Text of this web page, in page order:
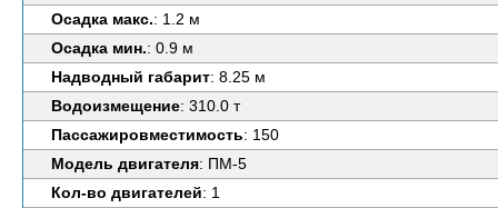
Осадка макс.: 1.2 м
Осадка мин.: 0.9 м
Надводный габарит: 8.25 м
Водоизмещение: 310.0 т
Пассажировместимость: 150
Модель двигателя: ПМ-5
Кол-во двигателей: 1